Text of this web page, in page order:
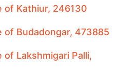
of Kathiur, 246130
of Budadongar, 473885
Lakshmigari Palli,